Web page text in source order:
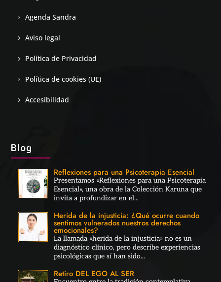
Agenda Sandra
Aviso legal
Política de Privacidad
Política de cookies (UE)
Accesibilidad
Blog
Reflexiones para una Psicoterapia Esencial
Presentamos «Reflexiones para una Psicoterapia
Esencial», una obra de la Colección Karuna que
invita a profundizar en el...
Herida de la injusticia: ¿Qué ocurre cuando
sentimos vulnerados nuestros derechos
emocionales?
La llamada «herida de la injusticia» no es un
diagnóstico clínico, pero describe experiencias
psicológicas que sí han sido...
Retiro DEL EGO AL SER